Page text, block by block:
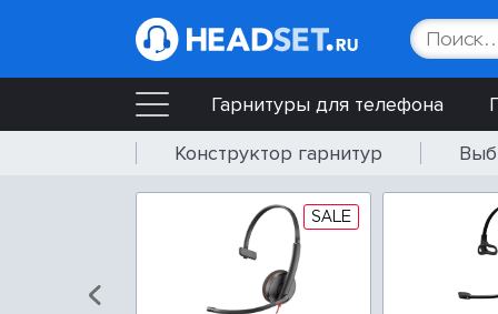
Гарнитуры для телефона
Конструктор гарнитур
SALE